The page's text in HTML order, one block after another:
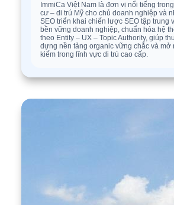
ImmiCa Việt Nam là đơn vị nổi tiếng
cư – di trú Mỹ cho chủ doanh nghiệp và
SEO triển khai chiến lược SEO tập trung
bền vững doanh nghiệp, chuẩn hóa hệ
theo Entity – UX – Topic Authority, giúp
dựng nền tảng organic vững chắc và mở
kiếm trong lĩnh vực di trú cao cấp.